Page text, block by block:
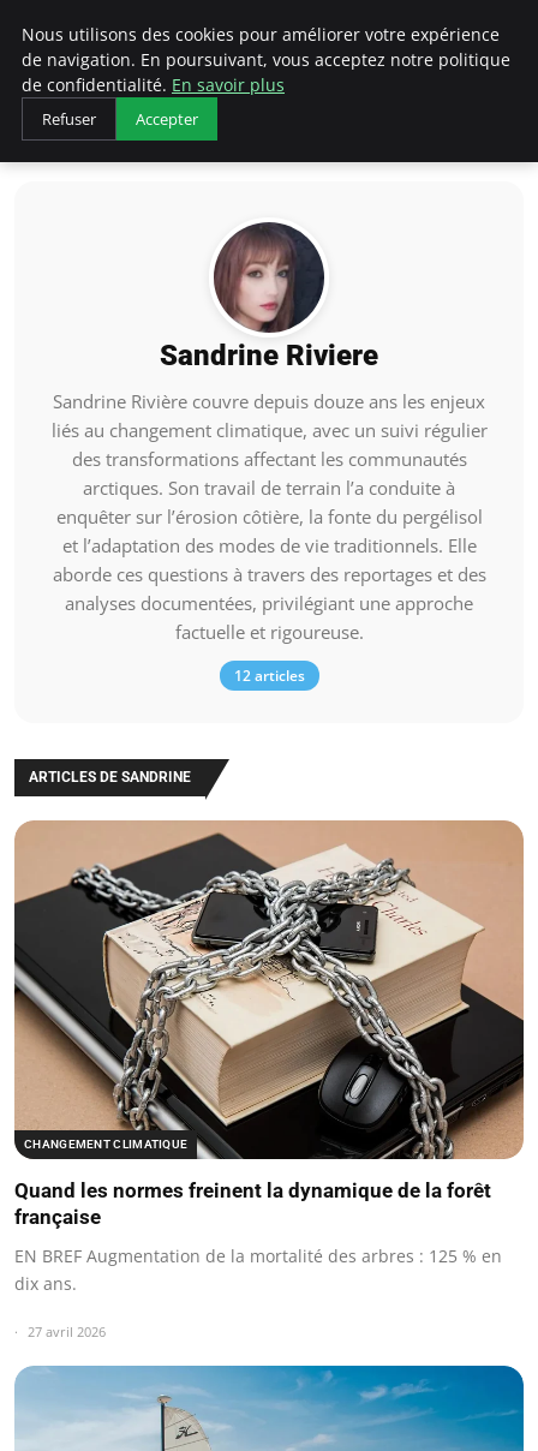
Arcticclimateemergency
Accueil Sandrine Riviere
Sandrine Riviere
Sandrine Rivière couvre depuis douze ans les enjeux
liés au changement climatique, avec un suivi régulier
des transformations affectant les communautés
arctiques. Son travail de terrain l’a conduite à
enquêter sur l’érosion côtière, la fonte du pergélisol
et l’adaptation des modes de vie traditionnels. Elle
aborde ces questions à travers des reportages et des
analyses documentées, privilégiant une approche
factuelle et rigoureuse.
12 articles
ARTICLES DE SANDRINE
CHANGEMENT CLIMATIQUE
Quand les normes freinent la dynamique de la forêt
française
EN BREF Augmentation de la mortalité des arbres : 125 % en
dix ans.
27 avril 2026
Nous utilisons des cookies pour améliorer votre expérience
de navigation. En poursuivant, vous acceptez notre politique
de confidentialité. En savoir plus
Refuser Accepter